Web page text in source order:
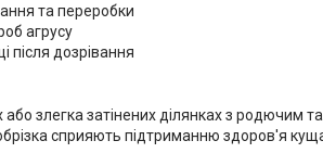
та переробки
агрусу
після дозрівання
злегка затінених ділянках з родючим
сприяють підтриманню здоров'я